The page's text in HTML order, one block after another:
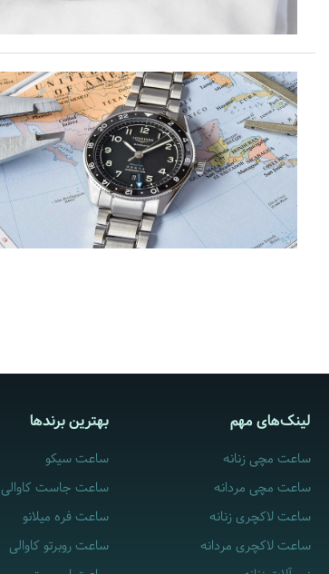
لینک‌های مهم
ساعت مچی زنانه
ساعت مچی مردانه
ساعت لاکچری زنانه
ساعت لاکچری مردانه
بهترین برندها
ساعت سیکو
ساعت جاست کاوالی
ساعت فره میلانو
ساعت روبرتو کاوالی